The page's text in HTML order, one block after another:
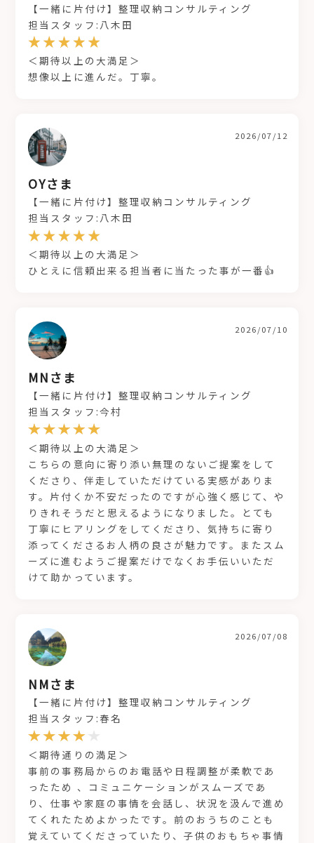
【一緒に片付け】整理収納コンサルティング
担当スタッフ:八木田
＜期待以上の大満足＞
想像以上に進んだ。丁寧。
OYさま
2026/07/12
【一緒に片付け】整理収納コンサルティング
担当スタッフ:八木田
＜期待以上の大満足＞
ひとえに信頼出来る担当者に当たった事が一番👍
MNさま
2026/07/10
【一緒に片付け】整理収納コンサルティング
担当スタッフ:今村
＜期待以上の大満足＞
こちらの意向に寄り添い無理のないご提案をして
くださり、伴走していただけている実感がありま
す。片付くか不安だったのですが心強く感じて、や
りきれそうだと思えるようになりました。とても
丁寧にヒアリングをしてくださり、気持ちに寄り
添ってくださるお人柄の良さが魅力です。またスム
ーズに進むようご提案だけでなくお手伝いいただ
けて助かっています。
NMさま
2026/07/08
【一緒に片付け】整理収納コンサルティング
担当スタッフ:春名
＜期待通りの満足＞
事前の事務局からのお電話や日程調整が柔軟であ
ったため 、コミュニケーションがスムーズであ
り、仕事や家庭の事情を会話し、状況を汲んで進め
てくれたためよかったです。前のおうちのことも
覚えていてくださっていたり、子供のおもちゃ事情